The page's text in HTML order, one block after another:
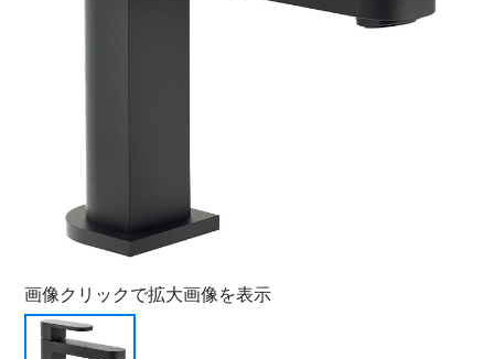
画像クリックで拡大画像を表示